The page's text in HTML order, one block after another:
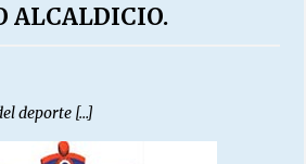
ALCALDICIO.
deporte […]